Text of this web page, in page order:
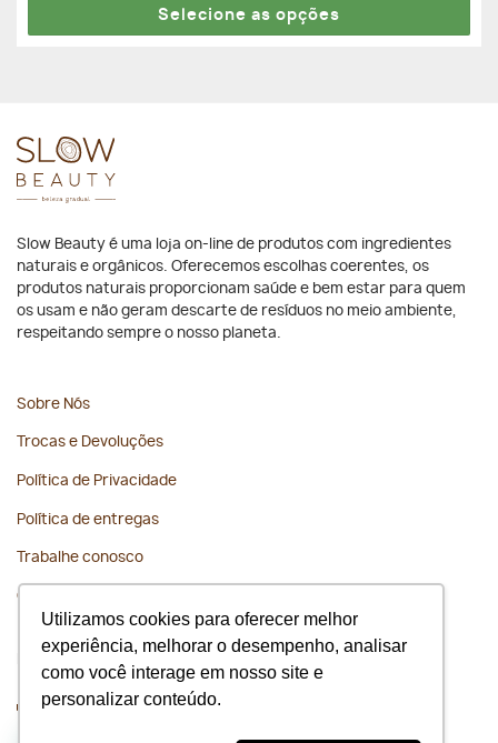
Utilizamos cookies para oferecer melhor
experiência, melhorar o desempenho, analisar
como você interage em nosso site e
personalizar conteúdo.
Selecione as opções
Slow Beauty é uma loja on-line de produtos com ingredientes
naturais e orgânicos. Oferecemos escolhas coerentes, os
produtos naturais proporcionam saúde e bem estar para quem
os usam e não geram descarte de resíduos no meio ambiente,
respeitando sempre o nosso planeta.
Sobre Nós
Trocas e Devoluções
Política de Privacidade
Política de entregas
Trabalhe conosco
Contato